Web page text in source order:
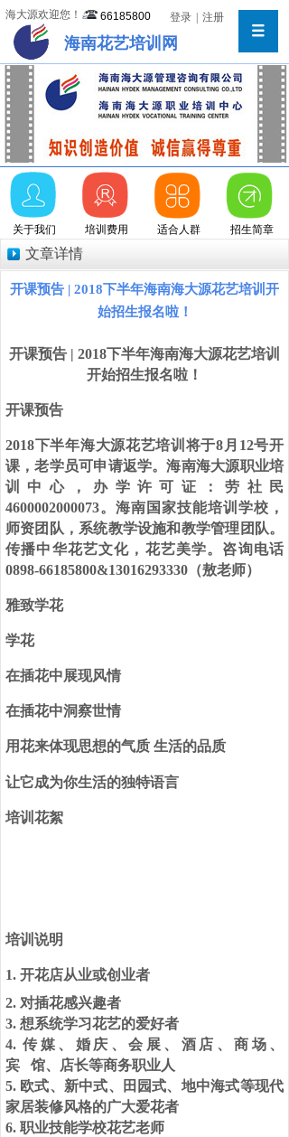
海大源欢迎您！ 66185800 登录 注册
海南花艺培训网
关于我们 培训费用 招生简章
适合人群
文章详情
开课预告 | 2018下半年海南海大源花艺培训开
始招生报名啦！
开课预告 | 2018下半年海南海大源花艺培训
开始招生报名啦！
开课预告
2018下半年海大源花艺培训将于8 月 12号开
课，老学员可申请返学。海南海大源职业培
训中心，办学许可证：劳社民
4600002000073。海南国家技能培训学校，
师资团队，系统教学设施和教学管理团队。
传播中华花艺文化，花艺美学。咨询电话
0898-66185800&13016293330 （敖老师）
雅致学花
学花
在插花中展现风情
在插花中洞察世情
用花来体现思想的气质 生活的品质
让它成为你生活的独特语言
培训花絮
培训说明
1. 开花店从业或创业者
2. 对插花感兴趣者
3. 想系统学习花艺的爱好者
4. 传媒、婚庆、会展、酒店、商场、
宾 馆、店长等商务职业人
5. 欧式、新中式、田园式、地中海式等现代
家居装修风格的广大爱花者
6. 职业技能学校花艺老师